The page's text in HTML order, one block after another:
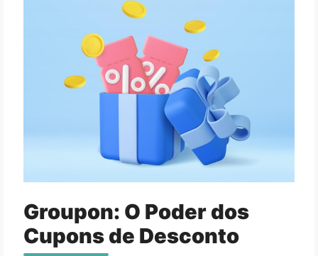
Groupon: O Poder dos
Cupons de Desconto